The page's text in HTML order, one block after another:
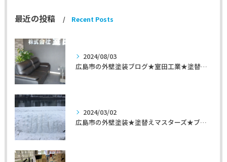
最近の投稿 Recent Posts
2024/08/03
広島市の外壁塗装ブログ★室田工業★塗替えマスターズ★外壁リフォーム
2024/03/02
広島市の外壁塗装★塗替えマスターズ★ブログ「初めて家を手入れするのに」